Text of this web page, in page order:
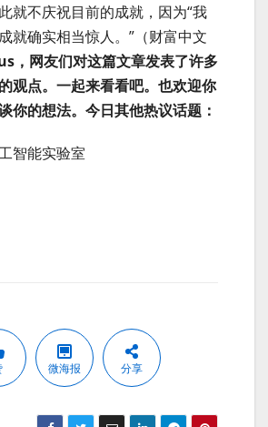
就不庆祝目前的成就，因为“我
就确实相当惊人。”（财富中文
，网友们对这篇文章发表了许多
观点。一起来看看吧。也欢迎你
你的想法。今日其他热议话题：
智能实验室
微海报 分享